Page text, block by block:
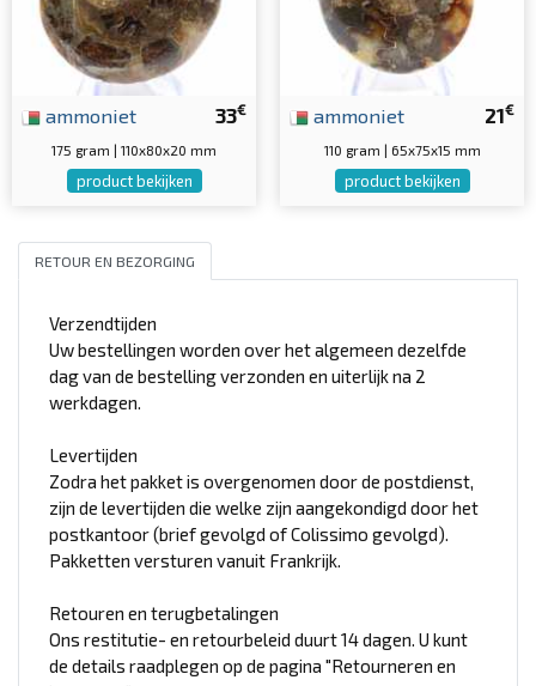
33€
ammoniet
175 gram | 110x80x20 mm
product bekijken
21€
ammoniet
110 gram | 65x75x15 mm
product bekijken
RETOUR EN BEZORGING
Verzendtijden
Uw bestellingen worden over het algemeen dezelfde
dag van de bestelling verzonden en uiterlijk na 2
werkdagen.
Levertijden
Zodra het pakket is overgenomen door de postdienst,
zijn de levertijden die welke zijn aangekondigd door het
postkantoor (brief gevolgd of Colissimo gevolgd).
Pakketten versturen vanuit Frankrijk.
Retouren en terugbetalingen
Ons restitutie- en retourbeleid duurt 14 dagen. U kunt
de details raadplegen op de pagina "Retourneren en